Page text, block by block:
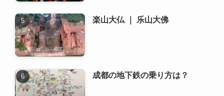
楽山大仏 ｜ 乐山大佛
成都の地下鉄の乗り方は？